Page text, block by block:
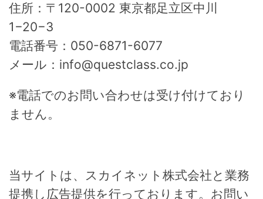
住所：〒120-0002 東京都足立区中川
1−20−3
電話番号：050-6871-6077
メール：info@questclass.co.jp
※電話でのお問い合わせは受け付けており
ません。
当サイトは、スカイネット株式会社と業務
提携し広告提供を行っております。お問い